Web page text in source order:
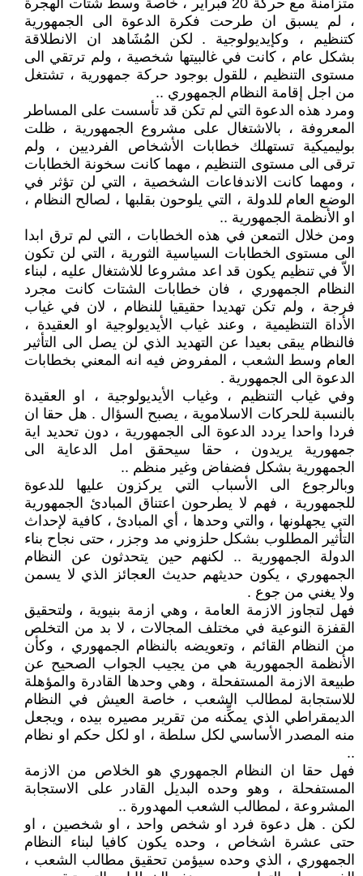
متزامنة مع حركة 20 فبراير ، خاصة وسط شتات الهجرة
، لم يسبق ان طرحت فكرة الدعوة الى الجمهورية
كتنظيم ، وكإيديولوجية . لكن المُشَاهد ان الانطلاقة
بشكل عام ، كانت في غالبيتها شخصية ، ولم ترتقي الى
مستوى التنظيم ، للقول بوجود حركة جمهورية ، تشتغل
من اجل إقامة النظام الجمهوري ..
ومرد هذه الدعوة التي لم تكن قد تأسست على المساطر
المعروفة ، بالاشتغال على مشروع الجمهورية ، ظلت
بوليميكية تستهلك خطابات الأشخاص الفرديين ، ولم
ترقى الى مستوى التنظيم ، مهما كانت سخونة الخطابات
، ومهما كانت الاندفاعات الشخصية ، التي لن تؤثر في
الوضع العام للدولة ، التي يلوحون بقلبها ، لصالح النظام ،
او الأنظمة الجمهورية ..
ومن خلال التمعن في هذه الخطابات ، التي لم ترق ابدا
الى مستوى الخطابات السياسية الثورية ، التي لن تكون
الاّ في تنظيم يكون قد اعد مشروعا للاشتغال عليه ، لبناء
النظام الجمهوري ، فان خطابات الشتات كانت مجرد
فرجة ، ولم تكن تهديدا حقيقيا للنظام ، لان في غياب
الأداة التنظيمية ، وعند غياب الأيديولوجية او العقيدة ،
فالنظام يبقى بعيدا عن التهديد الذي لن يصل الى التأثير
العام وسط الشعب ، المفروض فيه انه المعني بخطابات
الدعوة الى الجمهورية .
وفي غياب التنظيم ، وغياب الأيديولوجية ، او العقيدة
بالنسبة للحركات الاسلاموية ، يصبح السؤال . هل حقا ان
فردا واحدا يردد الدعوة الى الجمهورية ، دون تحديد اية
جمهورية يريدون ، حقا سيحقق امل الدعاية الى
الجمهورية بشكل فضفاض وغير منظم ..
وبالرجوع الى الأسباب التي يركزون عليها للدعوة
للجمهورية ، فهم لا يطرحون اعتناق المبادئ الجمهورية
التي يجهلونها ، والتي وحدها ، أي المبادئ ، كافية لإحداث
التأثير المطلوب بشكل حلزوني مد وجزر ، حتى نجاح بناء
الدولة الجمهورية .. لكنهم حين يتحدثون عن النظام
الجمهوري ، يكون حديثهم حديث العجائز الذي لا يسمن
ولا يغني من جوع .
فهل لتجاوز الازمة العامة ، وهي ازمة بنيوية ، ولتحقيق
القفزة النوعية في مختلف المجالات ، لا بد من التخلص
من النظام القائم ، وتعويضه بالنظام الجمهوري ، وكأن
الأنظمة الجمهورية هي من يجيب الجواب الصحيح عن
طبيعة الازمة المستفحلة ، وهي وحدها القادرة والمؤهلة
للاستجابة لمطالب الشعب ، خاصة العيش في النظام
الديمقراطي الذي يمكِّنه من تقرير مصيره بيده ، ويجعل
منه المصدر الأساسي لكل سلطة ، او لكل حكم او نظام
..
فهل حقا ان النظام الجمهوري هو الخلاص من الازمة
المستفحلة ، وهو وحده البديل القادر على الاستجابة
المشروعة ، لمطالب الشعب المهدورة ..
لكن . هل دعوة فرد او شخص واحد ، او شخصين ، او
حتى عشرة اشخاص ، وحده يكون كافيا لبناء النظام
الجمهوري ، الذي وحده سيؤمن تحقيق مطالب الشعب ،